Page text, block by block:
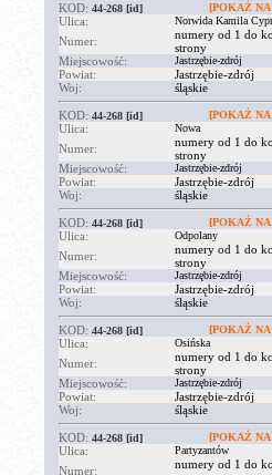
KOD: 44-268 [id] [POKAŻ
Ulica: Norwida Kamila
Numer:
numery od 1 do
strony
Miejscowość:
Jastrzębie-zdrój
Powiat:
Jastrzębie-zdrój
Woj:
śląskie
KOD: 44-268 [id] [POKAŻ
Ulica: Nowa
Numer:
numery od 1 do
strony
Miejscowość:
Jastrzębie-zdrój
Powiat:
Jastrzębie-zdrój
Woj:
śląskie
KOD: 44-268 [id] [POKAŻ
Ulica: Odpolany
Numer:
numery od 1 do
strony
Miejscowość:
Jastrzębie-zdrój
Powiat:
Jastrzębie-zdrój
Woj:
śląskie
KOD: 44-268 [id] [POKAŻ
Ulica: Osińska
Numer:
numery od 1 do
strony
Miejscowość:
Jastrzębie-zdrój
Powiat:
Jastrzębie-zdrój
Woj:
śląskie
KOD: 44-268 [id] [POKAŻ
Ulica: Partyzantów
Numer:
numery od 1 do